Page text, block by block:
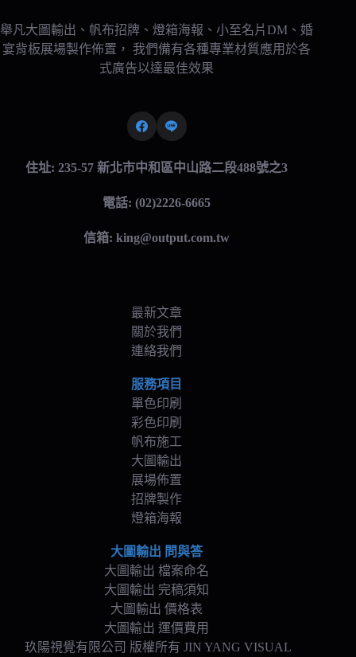
舉凡大圖輸出、帆布招牌、燈箱海報、小至名片DM、婚
宴背板展場製作佈置， 我們備有各種專業材質應用於各
式廣告以達最佳效果
住址: 235-57 新北市中和區中山路二段488號之3
電話: (02)2226-6665
信箱:king@output.com.tw
最新文章
關於我們
連絡我們
服務項目
單色印刷
彩色印刷
帆布施工
大圖輸出
展場佈置
招牌製作
燈箱海報
大圖輸出 問與答
大圖輸出 檔案命名
大圖輸出 完稿須知
大圖輸出 價格表
大圖輸出 運價費用
玖陽視覺有限公司 版權所有 JIN YANG VISUAL